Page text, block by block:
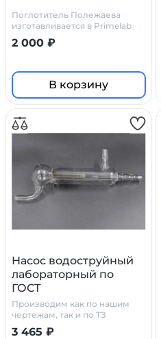
Поглотитель Полежаева
изготавливается в Primelab
как по стандартным чертежам
(у нас они есть), так и по
2 000 ₽
В корзину
Насос водоструйный
лабораторный по
ГОСТ
Производим как по нашим
чертежам, так и по ТЗ
заказчика.
3 465 ₽